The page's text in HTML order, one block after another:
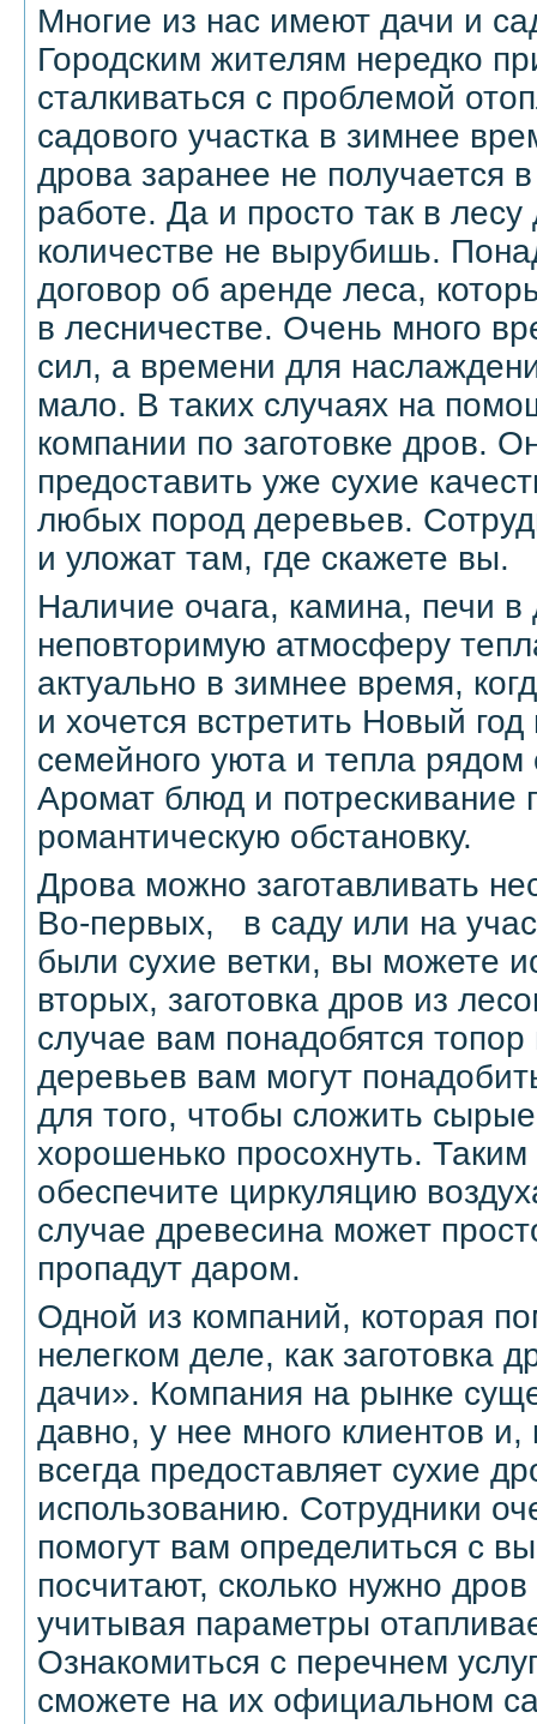
Многие из нас имеют дачи и
Городским жителям нередко
сталкиваться с проблемой
садового участка в зимнее
дрова заранее не получается
работе. Да и просто так в
количестве не вырубишь.
договор об аренде леса,
в лесничестве. Очень много
сил, а времени для
мало. В таких случаях на
компании по заготовке дров.
предоставить уже сухие
любых пород деревьев.
и уложат там, где скажете вы.
Наличие очага, камина, печи
неповторимую атмосферу
актуально в зимнее время,
и хочется встретить Новый
семейного уюта и тепла
Аромат блюд и потрескивание
романтическую обстановку.
Дрова можно заготавливать
Во-первых,
в саду или на
были сухие ветки, вы можете
вторых, заготовка дров из
случае вам понадобятся
деревьев вам могут
для того, чтобы сложить
хорошенько просохнуть.
обеспечите циркуляцию
случае древесина может
пропадут даром.
Одной из компаний, которая
нелегком деле, как заготовка
дачи». Компания на рынке
давно, у нее много клиентов и,
всегда предоставляет сухие
использованию. Сотрудники
помогут вам определиться с
посчитают, сколько нужно
учитывая параметры
Ознакомиться с перечнем
сможете на их официальном